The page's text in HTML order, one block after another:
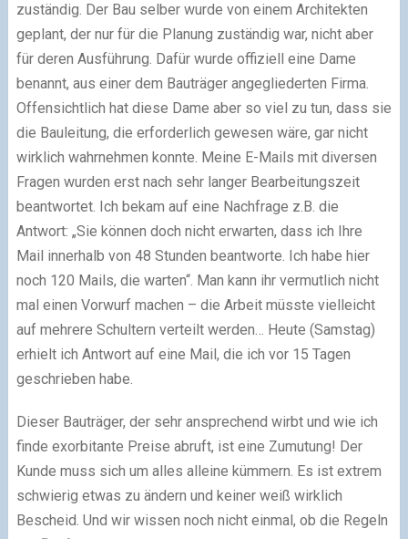
zuständig. Der Bau selber wurde von einem Architekten
geplant, der nur für die Planung zuständig war, nicht aber
für deren Ausführung. Dafür wurde offiziell eine Dame
benannt, aus einer dem Bauträger angegliederten Firma.
Offensichtlich hat diese Dame aber so viel zu tun, dass sie
die Bauleitung, die erforderlich gewesen wäre, gar nicht
wirklich wahrnehmen konnte. Meine E-Mails mit diversen
Fragen wurden erst nach sehr langer Bearbeitungszeit
beantwortet. Ich bekam auf eine Nachfrage z.B. die
Antwort: „Sie können doch nicht erwarten, dass ich Ihre
Mail innerhalb von 48 Stunden beantworte. Ich habe hier
noch 120 Mails, die warten“. Man kann ihr vermutlich nicht
mal einen Vorwurf machen – die Arbeit müsste vielleicht
auf mehrere Schultern verteilt werden… Heute (Samstag)
erhielt ich Antwort auf eine Mail, die ich vor 15 Tagen
geschrieben habe.
Dieser Bauträger, der sehr ansprechend wirbt und wie ich
finde exorbitante Preise abruft, ist eine Zumutung! Der
Kunde muss sich um alles alleine kümmern. Es ist extrem
schwierig etwas zu ändern und keiner weiß wirklich
Bescheid. Und wir wissen noch nicht einmal, ob die Regeln